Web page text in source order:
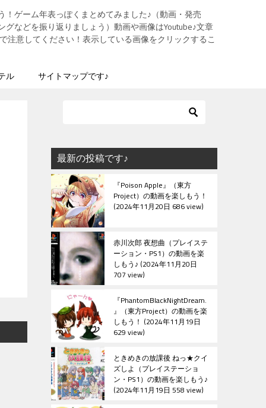
ゲーム年表っぽくまとめてみました♪（動画・発売
などを振り返りましょう）動画や画像はYoutube♪文章
注意してください！表示している画像をクリックするこ
ル サイトマップです♪
最新の投稿です♪
『Poison Apple』（東方
Project）の動画を楽しもう！
2024年11月20日 686 view
赤川次郎 夜想曲（プレイステ
ーション・PS1）の動画を楽
しもう♪ 2024年11月20日
707 view
『PhantomBlackNightDream.
』（東方Project）の動画を楽
しもう！ 2024年11月19日
629 view
ときめきの放課後 ねっ★クイ
ズしよ（プレイステーショ
ン・PS1）の動画を楽しもう♪
2024年11月19日 558 view